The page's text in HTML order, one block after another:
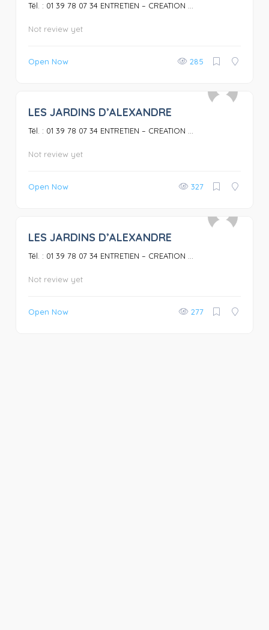
Tél. : 01 39 78 07 34 ENTRETIEN – CREATION ...
Not review yet
Open Now 285
LES JARDINS D’ALEXANDRE
Tél. : 01 39 78 07 34 ENTRETIEN – CREATION ...
Not review yet
Open Now 327
LES JARDINS D’ALEXANDRE
Tél. : 01 39 78 07 34 ENTRETIEN – CREATION ...
Not review yet
Open Now 277